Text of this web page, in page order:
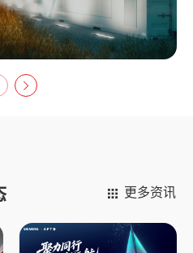
可靠的产品应用方案，
持续发展，持续推动清
更多资讯